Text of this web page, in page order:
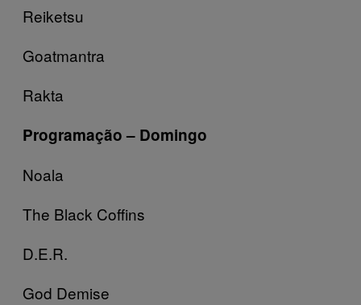
Reiketsu
Goatmantra
Rakta
Programação – Domingo
Noala
The Black Coffins
D.E.R.
God Demise